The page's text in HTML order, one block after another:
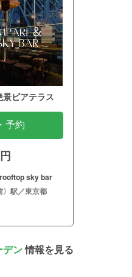
景ビアテラス
予約
sky bar
〉駅／東京都
デン情報を見る